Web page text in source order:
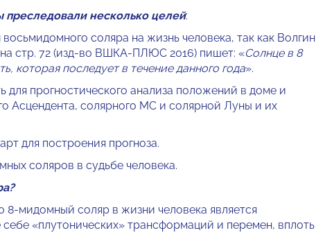
несколько целей:
соляра на жизнь человека, так как Волгин
стр. 72 (изд-во ВШКА-ПЛЮС 2016) пишет: «Солнце в 8
которая последует в течение данного года».
для прогностического анализа положений в доме и
Асцендента, солярного МС и солярной Луны и их
для построения прогноза.
соляров в судьбе человека.
8-мидомный соляр в жизни человека является
«плутонических» трансформаций и перемен, вплоть